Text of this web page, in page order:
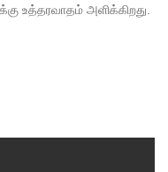
உத்தரவாதம் அளிக்கிறது.